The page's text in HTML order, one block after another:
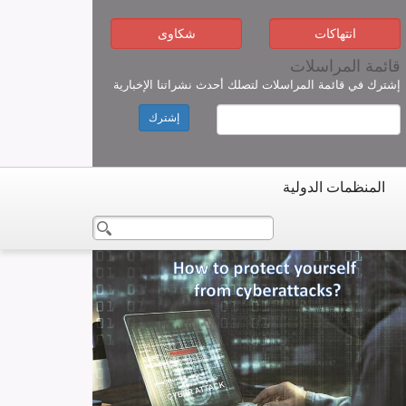
انتهاكات شكاوى
قائمة المراسلات
إشترك في قائمة المراسلات لتصلك أحدث نشراتنا الإخبارية
إشترك
المنظمات الدولية